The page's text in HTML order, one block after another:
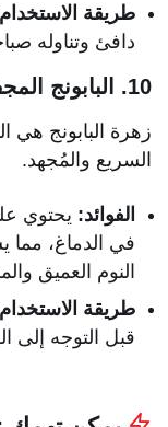
طريقة
دافئ وتناوله
10. البابونج المجفف 🌼 (صديق النوم الهادئ)
زهرة البابونج هي
السريع والمُجهد.
الفوائد: يحتوي
في الدماغ، مما
النوم العميق
طريقة
قبل التوجه إلى السرير